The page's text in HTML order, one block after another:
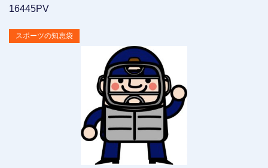
16445PV
スポーツの知恵袋